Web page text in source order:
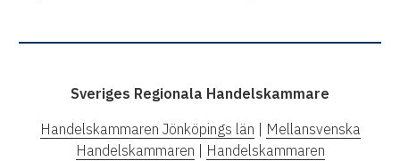
Sveriges Regionala Handelskammare
Handelskammaren Jönköpings län | Mellansvenska
Handelskammaren | Handelskammaren